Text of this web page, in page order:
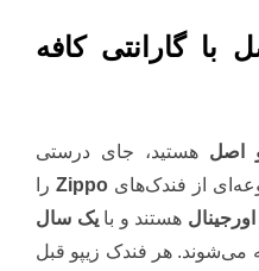
با گارانتی کافه
اصل هستید، جای درستی
از فندک‌های Zippoرا
هستند و بایک سال
می‌شوند. هر فندک زیپو قبل